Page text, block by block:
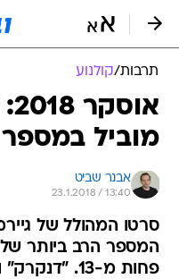
תרבות/קולנוע
מוביל
אבנר שביט
23.1.2018 / 13:40
סרטו המהולל של
המספר הרב ביותר
פחות מ-13.